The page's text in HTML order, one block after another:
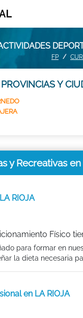
FP
Y
y Recreativas en
RIOJA
Físico
para formar en
la dieta necesaria
en LA RIOJA